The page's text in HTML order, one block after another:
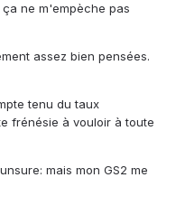
ça ne m'empèche pas
assez bien pensées.
tenu du taux
frénésie à vouloir à toute
mais mon GS2 me